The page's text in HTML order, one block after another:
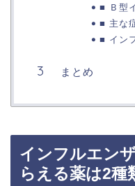
■ Ｂ型
■ 主な
■ イン
まとめ
インフルエン
らえる薬は2種